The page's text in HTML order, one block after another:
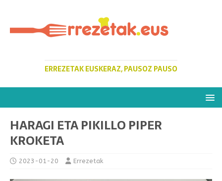
ERREZETAK EUSKERAZ, PAUSOZ PAUSO
HARAGI ETA PIKILLO PIPER
KROKETA
2023-01-20 Errezetak